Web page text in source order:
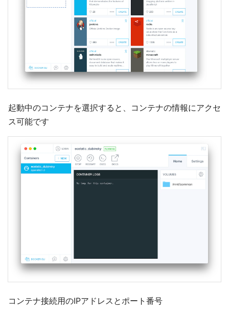
起動中のコンテナを選択すると、コンテナの情報にアクセ
ス可能です
コンテナ接続用のIPアドレスとポート番号